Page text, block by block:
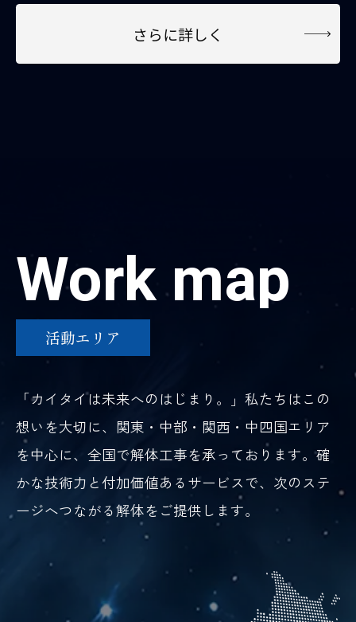
さらに詳しく
Work map
活動エリア
「カイタイは未来へのはじまり。」私たちはこの
想いを大切に、関東・中部・関西・中四国エリア
を中心に、全国で解体工事を承っております。確
かな技術力と付加価値あるサービスで、次のステ
ージへつながる解体をご提供します。